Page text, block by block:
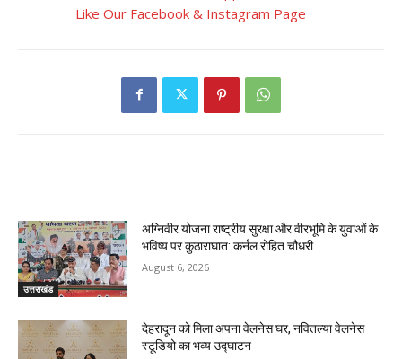
Like Our Facebook & Instagram Page
उत्तराखंड
अग्निवीर योजना राष्ट्रीय सुरक्षा और वीरभूमि के युवाओं के
भविष्य पर कुठाराघात: कर्नल रोहित चौधरी
August 6, 2026
देहरादून को मिला अपना वेलनेस घर, नवितल्या वेलनेस
स्टूडियो का भव्य उद्घाटन